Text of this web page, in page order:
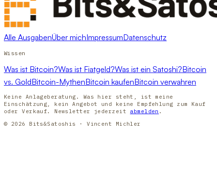
Alle AusgabenÜber michImpressumDatenschutz
Wissen
Was ist Bitcoin?Was ist Fiatgeld?Was ist ein Satoshi?Bitcoin
vs. GoldBitcoin-MythenBitcoin kaufenBitcoin verwahren
Keine Anlageberatung. Was hier steht, ist meine
Einschätzung, kein Angebot und keine Empfehlung zum Kauf
oder Verkauf. Newsletter jederzeit abmelden .
© 2026 Bits&Satoshis · Vincent Michler